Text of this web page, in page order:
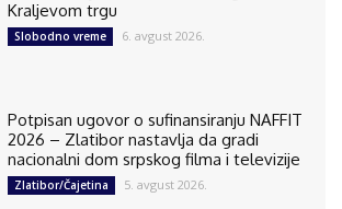
Kraljevom trgu
Slobodno vreme 6. avgust 2026.
Potpisan ugovor o sufinansiranju NAFFIT
2026 – Zlatibor nastavlja da gradi
nacionalni dom srpskog filma i televizije
Zlatibor/Čajetina 5. avgust 2026.